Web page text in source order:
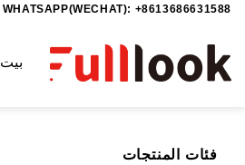
تخطي
WHATSAPP(WECHAT): +8613686631588
بيت
فئات المنتجات